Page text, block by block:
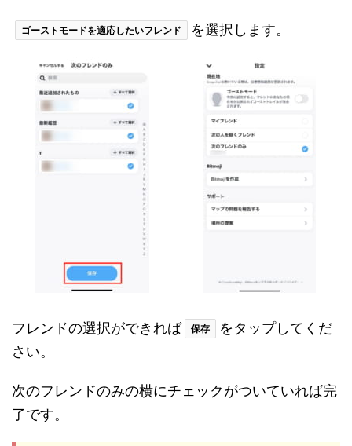
ゴーストモードを適応したいフレンド を選択します。
フレンドの選択ができれば 保存
をタップしてくだ
さい。
次のフレンドのみの横にチェックがついていれば完
了です。